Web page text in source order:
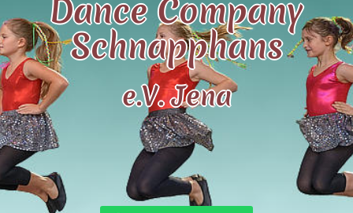
Dance Company
Schnapphans
e.V. Jena